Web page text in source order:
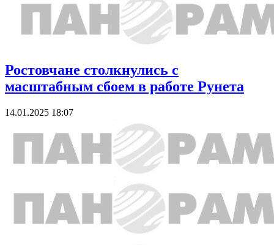
Ростовчане столкнулись с
масштабным сбоем в работе Рунета
14.01.2025 18:07